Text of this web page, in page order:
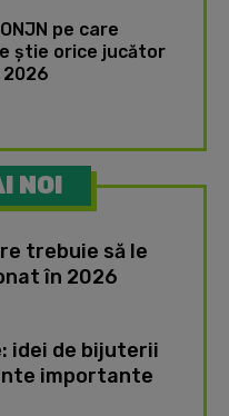
pe care
știe orice jucător
NOI
trebuie să le
în 2026
idei de bijuterii
importante